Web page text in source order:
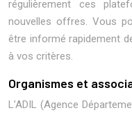
régulièrement ces
nouvelles offres. Vous
être informé rapidement
à vos critères.
Organismes et
L’ADIL (Agence